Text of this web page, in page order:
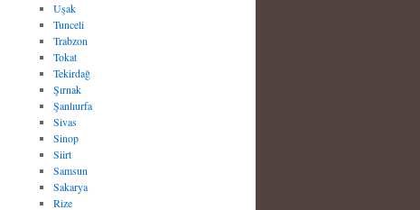
Uşak
Tunceli
Trabzon
Tokat
Tekirdağ
Şırnak
Şanlıurfa
Sivas
Sinop
Siirt
Samsun
Sakarya
Rize